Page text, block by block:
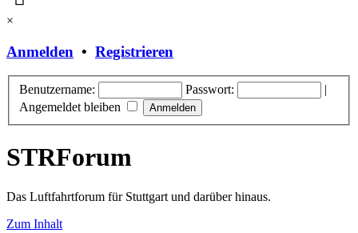
×
Anmelden • Registrieren
Benutzername: Passwort:
|
Angemeldet bleiben
STRForum
Das Luftfahrtforum für Stuttgart und darüber hinaus.
Zum Inhalt